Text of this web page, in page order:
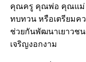
คุณครู คุณพ่อ คุณแม่
ทบทวน หรือเตรียมค
ช่วยกันพัฒนาเยาวช
เจริญงอกงาม